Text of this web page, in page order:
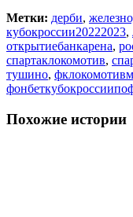
Метки: дерби,
кубокроссии20222023,
открытиебанкарена,
спартаклокомотив,
тушино,
Похожие истории